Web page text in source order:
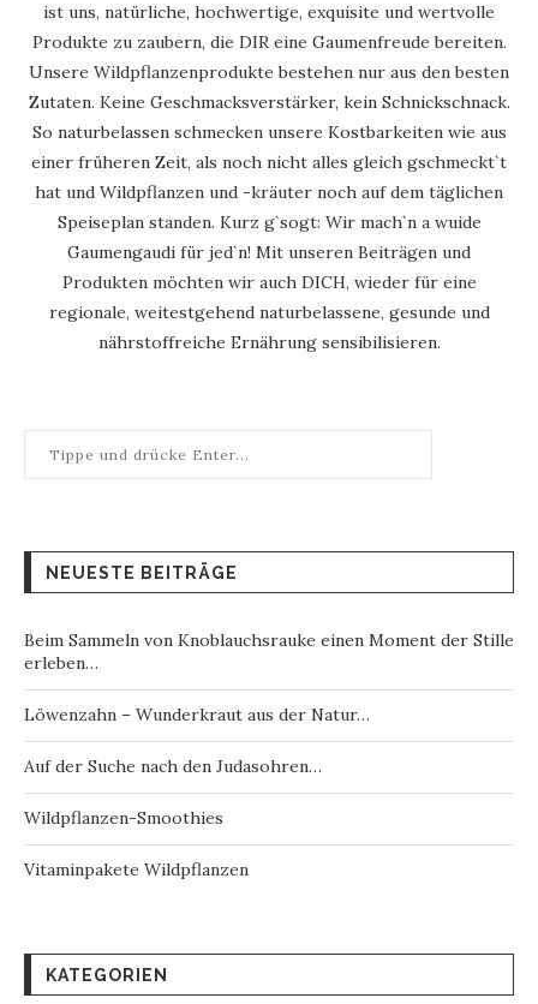
ist uns, natürliche, hochwertige, exquisite und wertvolle
Produkte zu zaubern, die DIR eine Gaumenfreude bereiten.
Unsere Wildpflanzenprodukte bestehen nur aus den besten
Zutaten. Keine Geschmacksverstärker, kein Schnickschnack.
So naturbelassen schmecken unsere Kostbarkeiten wie aus
einer früheren Zeit, als noch nicht alles gleich gschmeckt`t
hat und Wildpflanzen und -kräuter noch auf dem täglichen
Speiseplan standen. Kurz g`sogt: Wir mach`n a wuide
Gaumengaudi für jed`n! Mit unseren Beiträgen und
Produkten möchten wir auch DICH, wieder für eine
regionale, weitestgehend naturbelassene, gesunde und
nährstoffreiche Ernährung sensibilisieren.
NEUESTE BEITRÄGE
Beim Sammeln von Knoblauchsrauke einen Moment der Stille
erleben…
Löwenzahn – Wunderkraut aus der Natur…
Auf der Suche nach den Judasohren…
Wildpflanzen-Smoothies
Vitaminpakete Wildpflanzen
KATEGORIEN